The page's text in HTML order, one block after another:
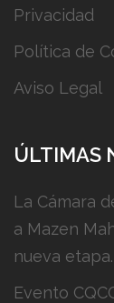
Privacidad
Política de
Aviso Legal
ÚLTIMAS
La Cámara
a Mazen
nueva etapa.
Evento